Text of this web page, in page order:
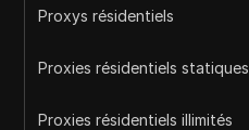
Proxys résidentiels
Proxies résidentiels statiques
Proxies résidentiels illimités